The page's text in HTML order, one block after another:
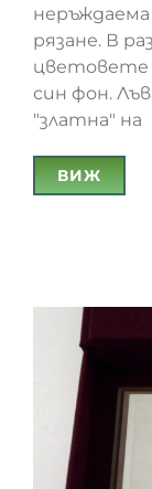
рязане. В
цветовете
син фон.
"златна" на
ВИЖ